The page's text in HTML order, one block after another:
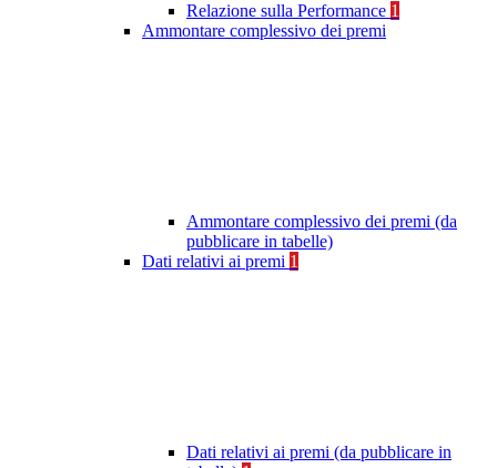
Relazione sulla Performance 1
Ammontare complessivo dei premi
Ammontare complessivo dei premi (da
pubblicare in tabelle)
Dati relativi ai premi 1
Dati relativi ai premi (da pubblicare in